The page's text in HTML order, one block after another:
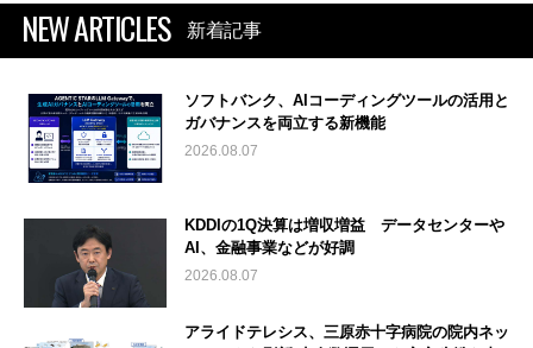
NEW ARTICLES 新着記事
ソフトバンク、AIコーディングツールの活用と
ガバナンスを両立する新機能
2026.08.07
KDDIの1Q決算は増収増益 データセンターや
AI、金融事業などが好調
2026.08.07
アライドテレシス、三原赤十字病院の院内ネッ